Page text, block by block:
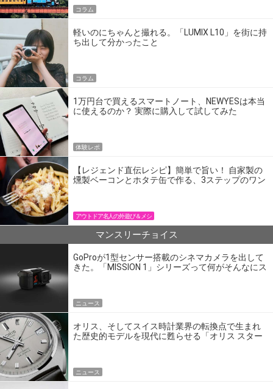
コラム
軽いのにちゃんと撮れる。「LUMIX L10」を街に持
ち出して分かったこと
コラム
1万円台で買えるスマートノート、NEWYESは本当
に使えるのか？ 実際に購入して試してみた
体験レポ
【レジェンド直伝レシピ】簡単で旨い！ 自家製の
燻製ベーコンとホタテ缶で作る、3ステップのワン
アウトドア名人の外遊び＆メシ
マンスリーチョイス
GoProが1型センサー搭載のシネマカメラを出して
きた。「MISSION 1」シリーズって何がそんなにス
ニュース
オリス、そしてスイス時計業界の転換点で生まれ
た歴史的モデルを現代に甦らせる「オリス スター
ニュース